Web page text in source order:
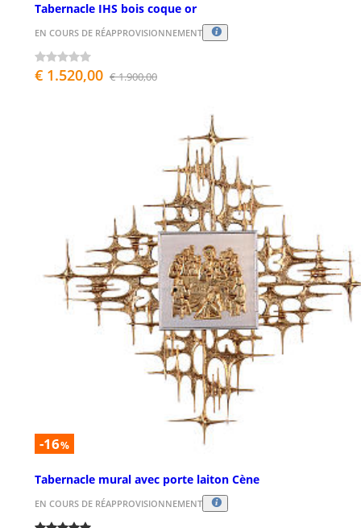
Tabernacle IHS bois coque or
EN COURS DE RÉAPPROVISIONNEMENT
€ 1.520,00 € 1.900,00
-16%
Tabernacle mural avec porte laiton Cène
EN COURS DE RÉAPPROVISIONNEMENT